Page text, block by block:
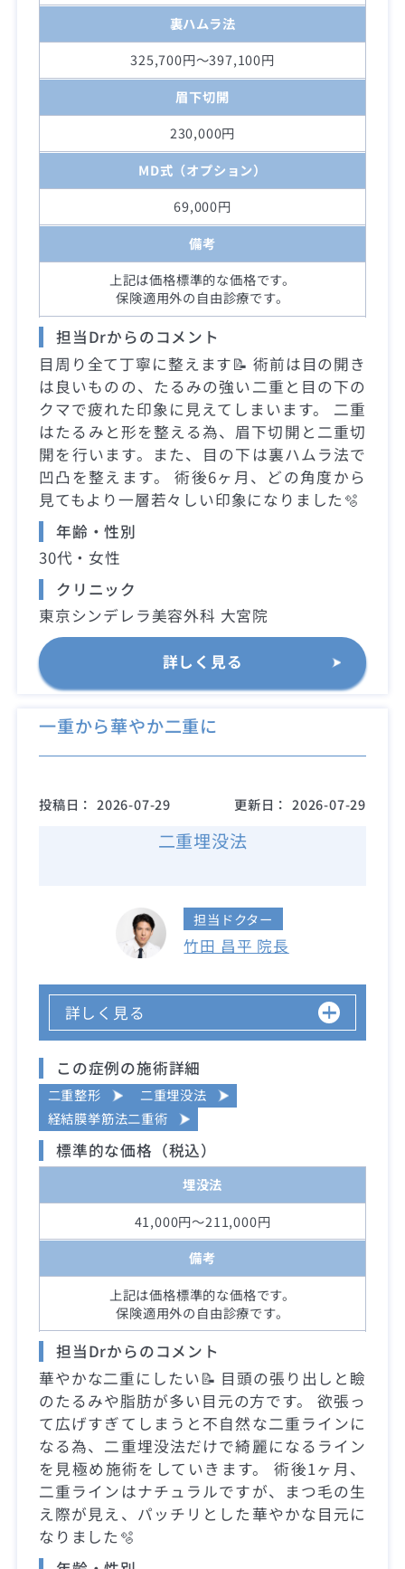
裏ハムラ法
325,700円～397,100円
眉下切開
230,000円
MD式（オプション）
69,000円
備考
上記は価格標準的な価格です。
保険適用外の自由診療です。
担当Drからのコメント
目周り全て丁寧に整えます📝 術前は目の開き
は良いものの、たるみの強い二重と目の下の
クマで疲れた印象に見えてしまいます。 二重
はたるみと形を整える為、眉下切開と二重切
開を行います。また、目の下は裏ハムラ法で
凹凸を整えます。 術後6ヶ月、どの角度から
見てもより一層若々しい印象になりました🫧
年齢・性別
30代・女性
クリニック
東京シンデレラ美容外科 大宮院
詳しく見る
一重から華やか二重に
投稿日： 2026-07-29 更新日： 2026-07-29
二重埋没法
担当ドクター
竹田 昌平 院長
詳しく見る
この症例の施術詳細
二重整形
二重埋没法
経結膜挙筋法二重術
標準的な価格（税込）
埋没法
41,000円～211,000円
備考
上記は価格標準的な価格です。
保険適用外の自由診療です。
担当Drからのコメント
華やかな二重にしたい📝 目頭の張り出しと瞼
のたるみや脂肪が多い目元の方です。 欲張っ
て広げすぎてしまうと不自然な二重ラインに
なる為、二重埋没法だけで綺麗になるライン
を見極め施術をしていきます。 術後1ヶ月、
二重ラインはナチュラルですが、まつ毛の生
え際が見え、パッチリとした華やかな目元に
なりました🫧